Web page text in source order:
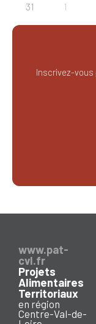
31 1
Inscrivez-vous
www.pat-
cvl.fr
Projets
Alimentaires
Territoriaux
en région
Centre-Val-de-